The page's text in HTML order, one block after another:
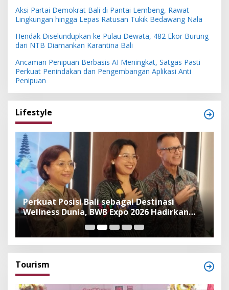
Aksi Partai Demokrat Bali di Pantai Lembeng, Rawat
Lingkungan hingga Lepas Ratusan Tukik Bedawang Nala
Hendak Diselundupkan ke Pulau Dewata, 482 Ekor Burung
dari NTB Diamankan Karantina Bali
Ancaman Penipuan Berbasis AI Meningkat, Satgas Pasti
Perkuat Penindakan dan Pengembangan Aplikasi Anti
Penipuan
Lifestyle
Perkuat Posisi Bali sebagai Destinasi
Wellness Dunia, BWB Expo 2026 Hadirkan
Exhibitor Nasional dan Global
Tourism